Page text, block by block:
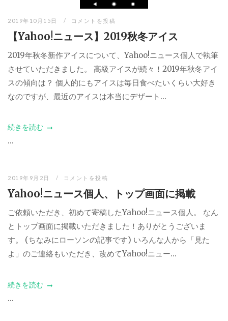
2019年10月15日 コメントを投稿
【Yahoo!ニュース】2019秋冬アイス
2019年秋冬新作アイスについて、Yahoo!ニュース個人で執筆
させていただきました。 高級アイスが続々！2019年秋冬アイ
スの傾向は？ 個人的にもアイスは毎日食べたいくらい大好き
なのですが、最近のアイスは本当にデザート...
続きを読む
...
2019年9月2日 コメントを投稿
Yahoo!ニュース個人、トップ画面に掲載
ご依頼いただき、初めて寄稿したYahoo!ニュース個人。 なん
とトップ画面に掲載いただきました！ありがとうございま
す。 (ちなみにローソンの記事です) いろんな人から「見た
よ」のご連絡もいただき、改めてYahoo!ニュー...
続きを読む
...